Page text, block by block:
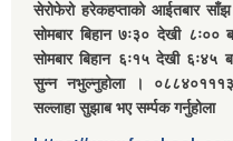
सेरोफेरो हरेकहप्ताको आईतबार
सोमबार बिहान ७ः३० देखी
सोमबार बिहान ६ः१५ देखी ६ः४५
सुन्न नभुल्नुहोला ।
सल्लाहा सुझाब भए सर्म्पक गर्नुहोला